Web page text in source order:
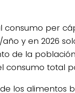
consumo per
y en 2026
de la
consumo total
los alimentos